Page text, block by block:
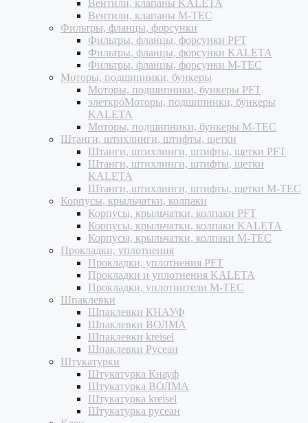
Вентили, клапаны KALETA
Вентили, клапаны M-TEC
Фильтры, фланцы, форсунки
Фильтры, фланцы, форсунки PFT
Фильтры, фланцы, форсунки KALETA
Фильтры, фланцы, форсунки M-TEC
Моторы, подшипники, бункеры
Моторы, подшипники, бункеры PFT
элеткроМоторы, подшипники, бункеры
KALETA
Моторы, подшипники, бункеры M-TEC
Штанги, штихлинги, штифты, щетки
Штанги, штихлинги, штифты, щетки PFT
Штанги, штихлинги, штифты, щетки
KALETA
Штанги, штихлинги, штифты, щетки M-TEC
Корпусы, крыльчатки, колпаки
Корпусы, крыльчатки, колпаки PFT
Корпусы, крыльчатки, колпаки KALETA
Корпусы, крыльчатки, колпаки M-TEC
Прокладки, уплотнения
Прокладки, уплотнения PFT
Прокладки и уплотнения KALETA
Прокладки, уплотнители M-TEC
Шпаклевки
Шпаклевки КНАУФ
Шпаклевки ВОЛМА
Шпаклевки kreisel
Шпаклевки Русеан
Штукатурки
Штукатурка Кнауф
Штукатурка ВОЛМА
Штукатурка kreisel
Штукатурка русеан